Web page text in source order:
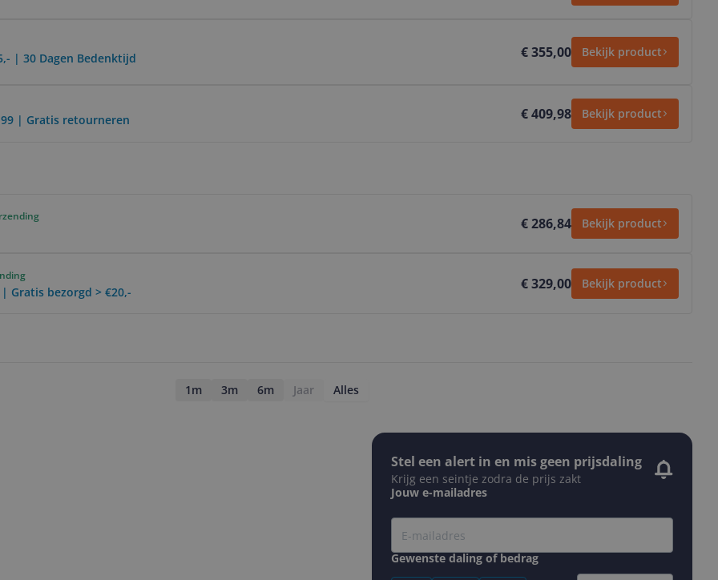
| 30 Dagen Bedenktijd € 355,00 Bekijk product
| Gratis retourneren € 409,98 Bekijk product
€ 286,84 Bekijk product
Gratis bezorgd > €20,- € 329,00 Bekijk product
1m 3m 6m Jaar Alles
Stel een alert in en mis geen prijsdaling
Krijg een seintje zodra de prijs zakt
Jouw e-mailadres
Gewenste daling of bedrag
Gewenste prijs